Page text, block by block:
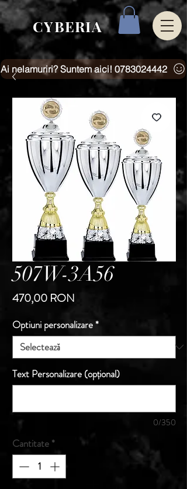
CYBERIA
Ai nelamuriri? Suntem aici! 0783024442
507W-3A56
470,00 RON
Optiuni personalizare*
Text Personalizare (opțional)
0/350
Cantitate *